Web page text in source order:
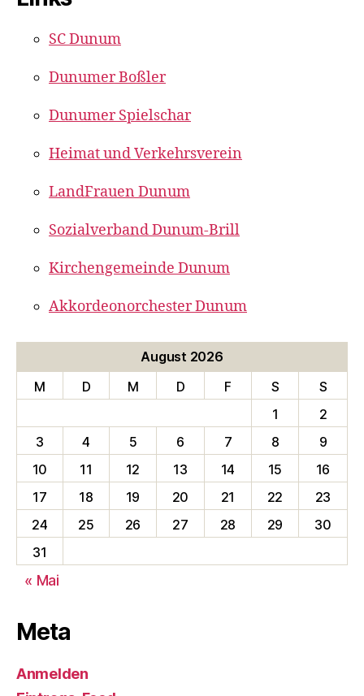
SC Dunum
Dunumer Boßler
Dunumer Spielschar
Heimat und Verkehrsverein
LandFrauen Dunum
Sozialverband Dunum-Brill
Kirchengemeinde Dunum
Akkordeonorchester Dunum
August 2026
M
D M D F S
S
1
2
3
4 5 6 7 8
9
10
11 12 13 14 15
16
17
18 19 20 21 22
23
24
25 26 27 28 29
30
31
« Mai
Meta
Anmelden